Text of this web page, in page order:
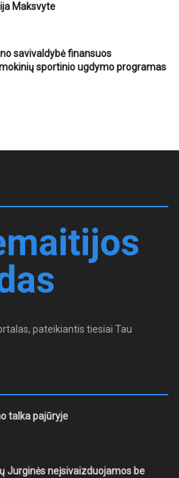
Maksvyte
savivaldybė finansuos
sportinio ugdymo programas
pateikiantis tiesiai Tau
talka pajūryje
Jurginės neįsivaizduojamos be